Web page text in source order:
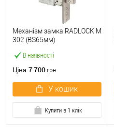
В наявності
Механізм замка RADLOCK M
302 (BS65мм)
Ціна 7 700 грн.
У кошик
Купити в 1 клік